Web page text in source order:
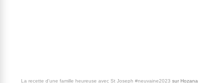
La recette d'une famille heureuse avec St Joseph #neuvaine2023 sur Hozana